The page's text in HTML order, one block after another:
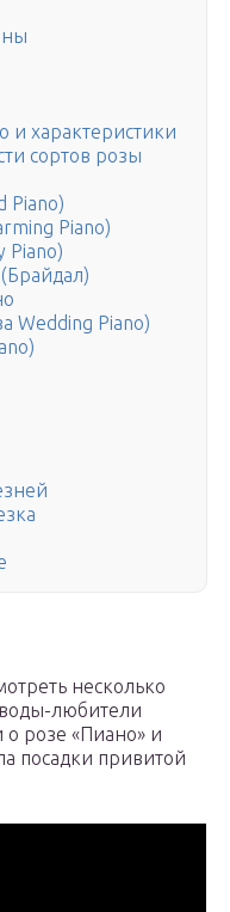
и характеристики
сортов розы
Piano)
Piano)
Piano)
Wedding Piano)
несколько
любители
о розе «Пиано» и
посадки привитой